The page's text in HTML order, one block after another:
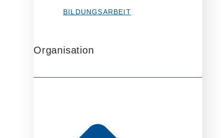
BILDUNGSARBEIT
Organisation